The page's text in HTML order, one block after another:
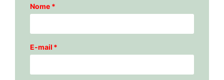
Nome *
E-mail *